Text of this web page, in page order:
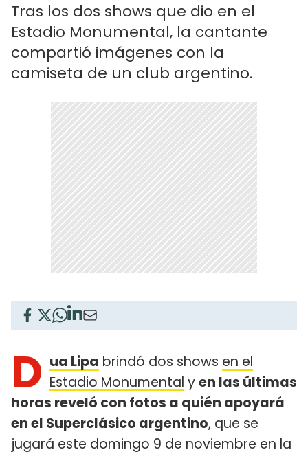
Tras los dos shows que dio en el
Estadio Monumental, la cantante
compartió imágenes con la
camiseta de un club argentino.
D ua Lipa brindó dos shows en el
Estadio Monumental yen las últimas
horas reveló con fotos a quién apoyará
en el Superclásico argentino, que se
jugará este domingo 9 de noviembre en la